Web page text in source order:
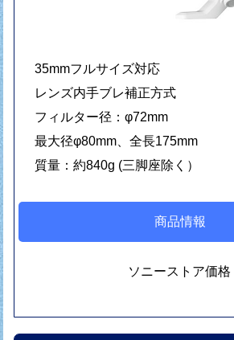
35mmフルサイズ対応
レンズ内手ブレ補正方式
フィルター径：φ72mm
最大径φ80mm、全長175mm
質量：約840g (三脚座除く）
商品情報
ソニーストア価格